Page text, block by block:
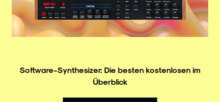
Software-Synthesizer: Die besten kostenlosen im
Überblick